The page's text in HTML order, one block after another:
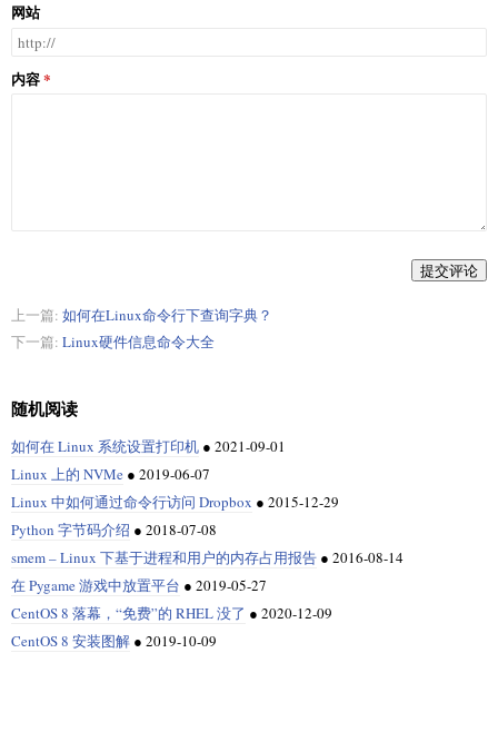
网站
内容
提交评论
上一篇: 如何在Linux命令行下查询字典？
下一篇: Linux硬件信息命令大全
随机阅读
如何在 Linux 系统设置打印机 ● 2021-09-01
Linux 上的 NVMe ● 2019-06-07
Linux 中如何通过命令行访问 Dropbox ● 2015-12-29
Python 字节码介绍 ● 2018-07-08
smem – Linux 下基于进程和用户的内存占用报告 ● 2016-08-14
在 Pygame 游戏中放置平台 ● 2019-05-27
CentOS 8 落幕，“免费”的 RHEL 没了 ● 2020-12-09
CentOS 8 安装图解 ● 2019-10-09